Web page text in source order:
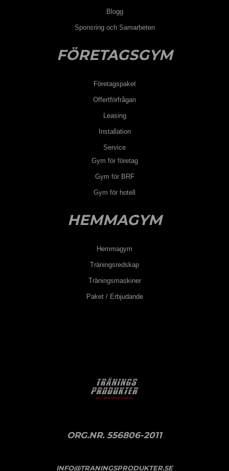
Blogg
Sponsring och Samarbeten
FÖRETAGSGYM
Företagspaket
Offertförfrågan
Leasing
Installation
Service
Gym för företag
Gym för BRF
Gym för hotell
HEMMAGYM
Hemmagym
Träningsredskap
Träningsmaskiner
Paket / Erbjudande
ORG.NR. 556806-2011
INFO@TRANINGSPRODUKTER.SE